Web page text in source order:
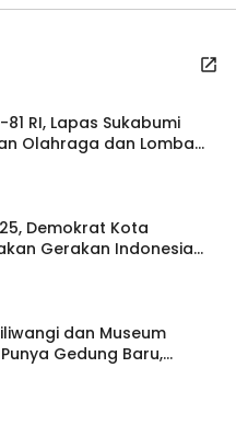
RI, Lapas Sukabumi
Olahraga dan Lomba
Demokrat Kota
Gerakan Indonesia
Masjid Agung
dan Museum
Gedung Baru,
Dipisahkan